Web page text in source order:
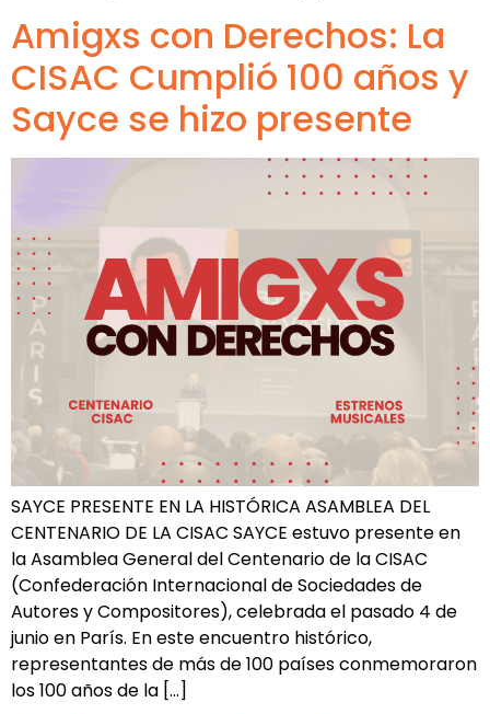
Amigxs con Derechos: La
CISAC Cumplió 100 años y
Sayce se hizo presente
SAYCE PRESENTE EN LA HISTÓRICA ASAMBLEA DEL
CENTENARIO DE LA CISAC SAYCE estuvo presente en
la Asamblea General del Centenario de la CISAC
(Confederación Internacional de Sociedades de
Autores y Compositores), celebrada el pasado 4 de
junio en París. En este encuentro histórico,
representantes de más de 100 países conmemoraron
los 100 años de la […]